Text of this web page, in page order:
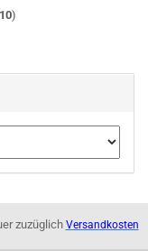
10)
zuzüglich Versandkosten